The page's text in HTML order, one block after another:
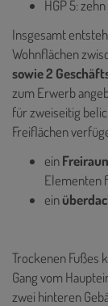
HGP 5:
Insgesamt
Wohnflächen
sowie 2
zum Erwerb
für zweiseitig
Freiflächen
ein
Elementen
ein
Trockenen Fußes
Gang vom
zwei hinteren